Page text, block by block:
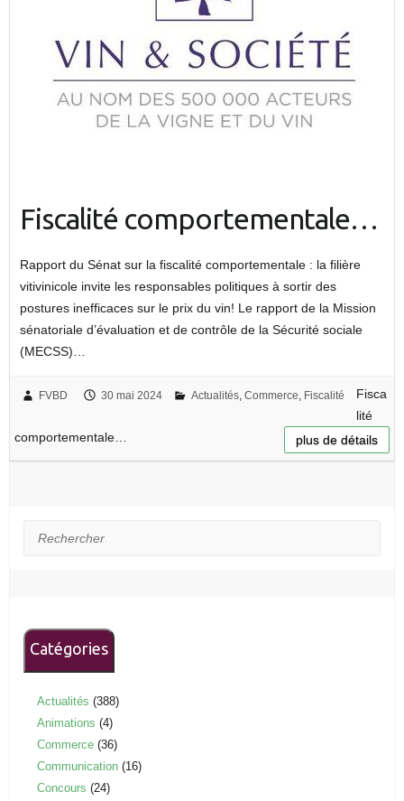
Fiscalité comportementale…
Rapport du Sénat sur la fiscalité comportementale : la filière
vitivinicole invite les responsables politiques à sortir des
postures inefficaces sur le prix du vin! Le rapport de la Mission
sénatoriale d’évaluation et de contrôle de la Sécurité sociale
(MECSS)…
FVBD 30 mai 2024 Actualités, Commerce Fiscalité
Fisca
lité
comportementale…
plus de détails
Rechercher
Catégories
Actualités (388)
Animations (4)
Commerce (36)
Communication (16)
Concours (24)